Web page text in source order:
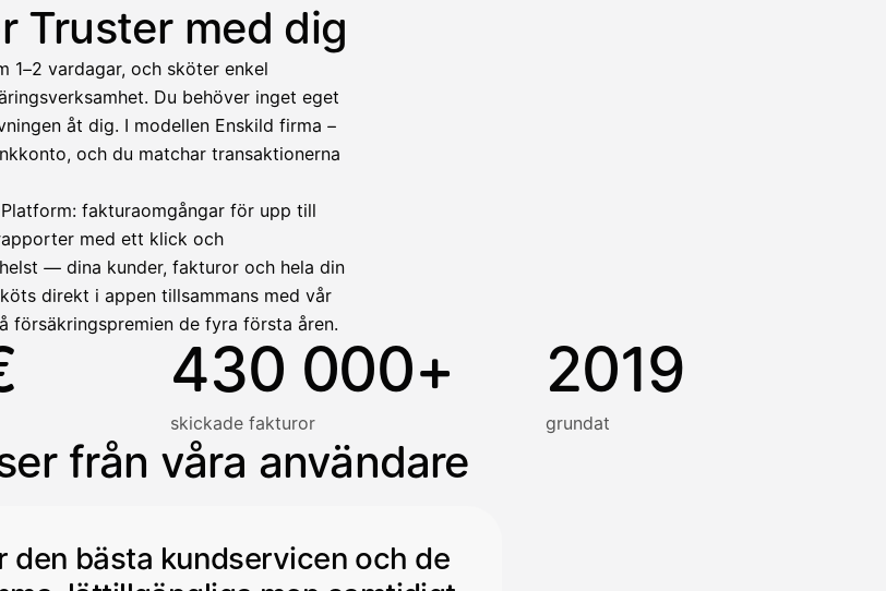
betalat — med HetiPalkka betalar Truster lönen direkt mot en avgift på fem procent.
−412,00 €
271,68 €
Truster med dig
1–2 vardagar, och sköter enkel
Du behöver inget eget
åt dig. I modellen Enskild firma –
och du matchar transaktionerna
fakturaomgångar för upp till
med ett klick och
— dina kunder, fakturor och hela din
direkt i appen tillsammans med vår
försäkringspremien de fyra första åren.
430 000+
skickade fakturor
2019
grundat
från våra användare
den bästa kundservicen och de